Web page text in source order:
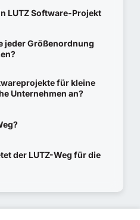
LUTZ Software-Projekt
jeder Größenordnung
für kleine
Unternehmen an?
der LUTZ-Weg für die